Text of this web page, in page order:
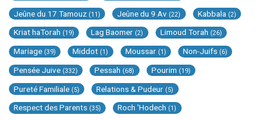
Jeûne du 17 Tamouz (11) Jeûne du 9 Av (22) Kabbala (2)
Kriat haTorah (19) Lag Baomer (2) Limoud Torah (26)
Mariage (39) Middot (1) Moussar (1) Non-Juifs (6)
Pensée Juive (332) Pessah (68) Pourim (19)
Pureté Familiale (5) Relations & Pudeur (5)
Respect des Parents (35) Roch 'Hodech (1)